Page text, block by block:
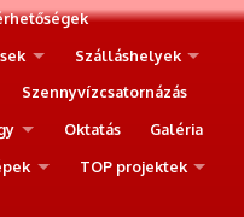
Szálláshelyek
Szennyvízcsatornázás
Oktatás
Galéria
TOP projektek